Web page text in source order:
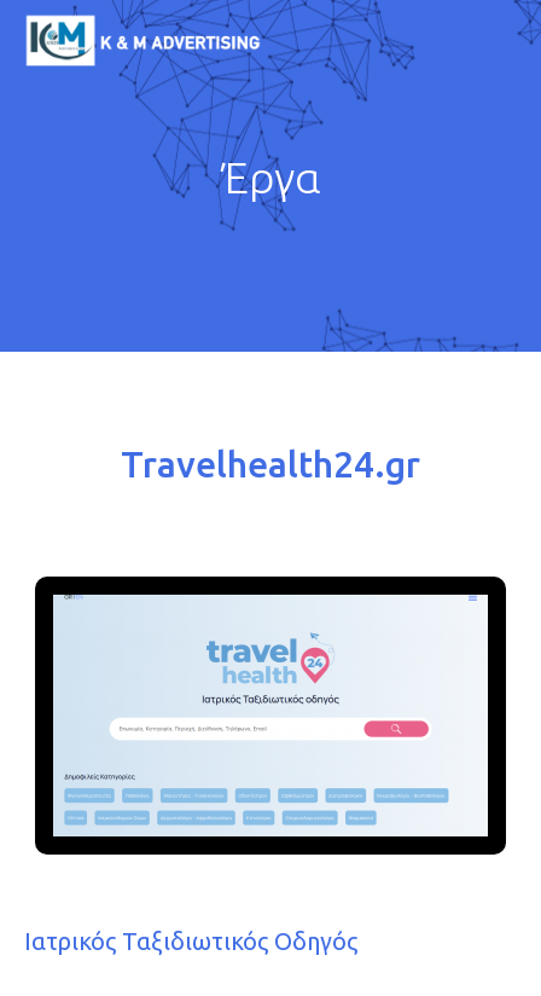
Παράκαμψη προς το
κυρίως περιεχόμενο
K & M
ADVERTISING
Έργα
Travelhealth24.gr
Ιατρικός Ταξιδιωτικός Οδηγός